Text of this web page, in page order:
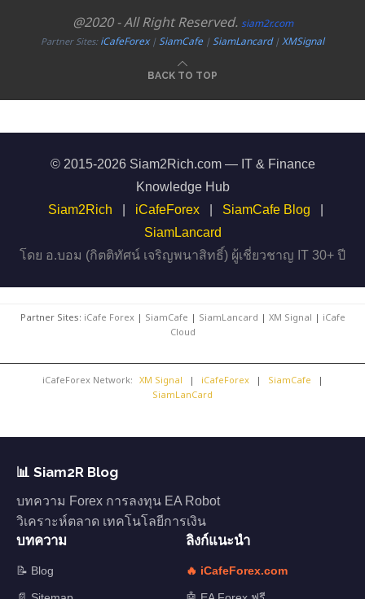
@2020 - All Right Reserved. siam2r.com
Partner Sites:iCafeForex|SiamCafe|SiamLancard|XMSignal
BACK TO TOP
© 2015-2026 Siam2Rich.com — IT & Finance
Knowledge Hub
Siam2Rich
iCafeForex SiamCafe Blog
SiamLancard
โดย อ.บอม (กิตติทัศน์ เจริญพนาสิทธิ์) ผู้เชี่ยวชาญ IT 30+ ปี
Partner Sites: iCafe Forex| SiamCafe | SiamLancard | XM Signal | iCafe
Cloud
iCafeForex Network: XM Signal | iCafeForex | SiamCafe
|
SiamLanCard
📊 Siam2R Blog
บทความ Forex การลงทุน EA Robot
วิเคราะห์ตลาด เทคโนโลยีการเงิน
บทความ
📝 Blog
ลิงก์แนะนำ
🔥 iCafeForex.com